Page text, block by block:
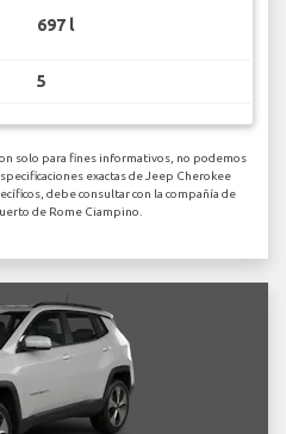
697 l
5
solo para fines informativos, no podemos
exactas de Jeep Cherokee
debe consultar con la compañía de
de Rome Ciampino.